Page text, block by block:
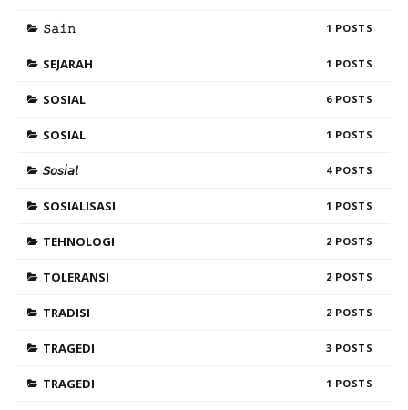
𝚂𝚊𝚒𝚗 1
SEJARAH 1
SOSIAL 6
SOSIAL 1
𝘚𝘰𝘴𝘪𝘢𝘭 4
SOSIALISASI 1
TEHNOLOGI 2
TOLERANSI 2
TRADISI 2
TRAGEDI 3
TRAGEDI 1